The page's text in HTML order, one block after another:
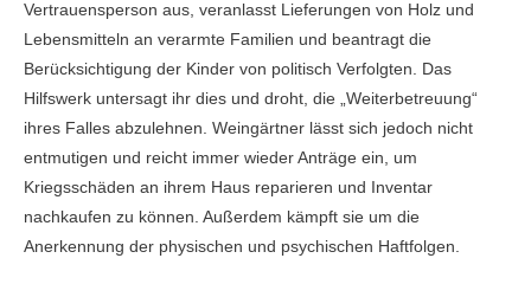
Vertrauensperson aus, veranlasst Lieferungen von Holz und
Lebensmitteln an verarmte Familien und beantragt die
Berücksichtigung der Kinder von politisch Verfolgten. Das
Hilfswerk untersagt ihr dies und droht, die „Weiterbetreuung“
ihres Falles abzulehnen. Weingärtner lässt sich jedoch nicht
entmutigen und reicht immer wieder Anträge ein, um
Kriegsschäden an ihrem Haus reparieren und Inventar
nachkaufen zu können. Außerdem kämpft sie um die
Anerkennung der physischen und psychischen Haftfolgen.